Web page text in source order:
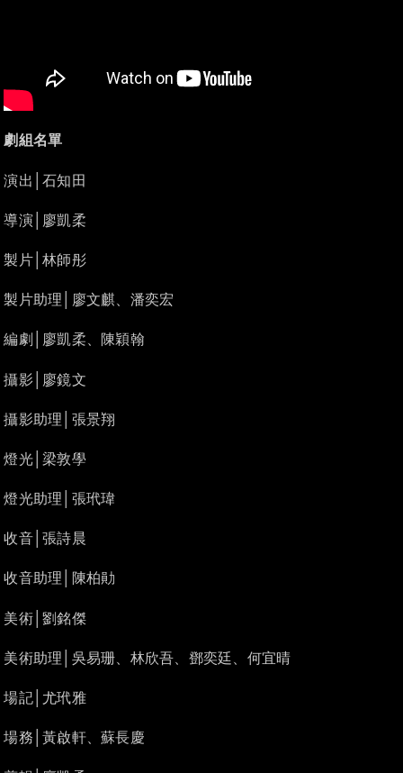
劇組名單
演出│石知田
導演│廖凱柔
製片│林師彤
製片助理│廖文麒、潘奕宏
編劇│廖凱柔、陳穎翰
攝影│廖鏡文
攝影助理│張景翔
燈光│梁敦學
燈光助理│張玳瑋
收音│張詩晨
收音助理│陳柏勛
美術│劉銘傑
美術助理│吳易珊、林欣吾、鄧奕廷、何宜晴
場記│尤玳雅
場務│黃啟軒、蘇長慶